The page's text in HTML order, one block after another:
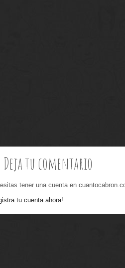
Deja tu comentario
tener una cuenta en
tu cuenta ahora!